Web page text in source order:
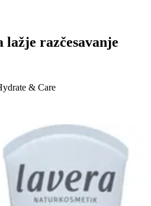
razčesavanje
& Care